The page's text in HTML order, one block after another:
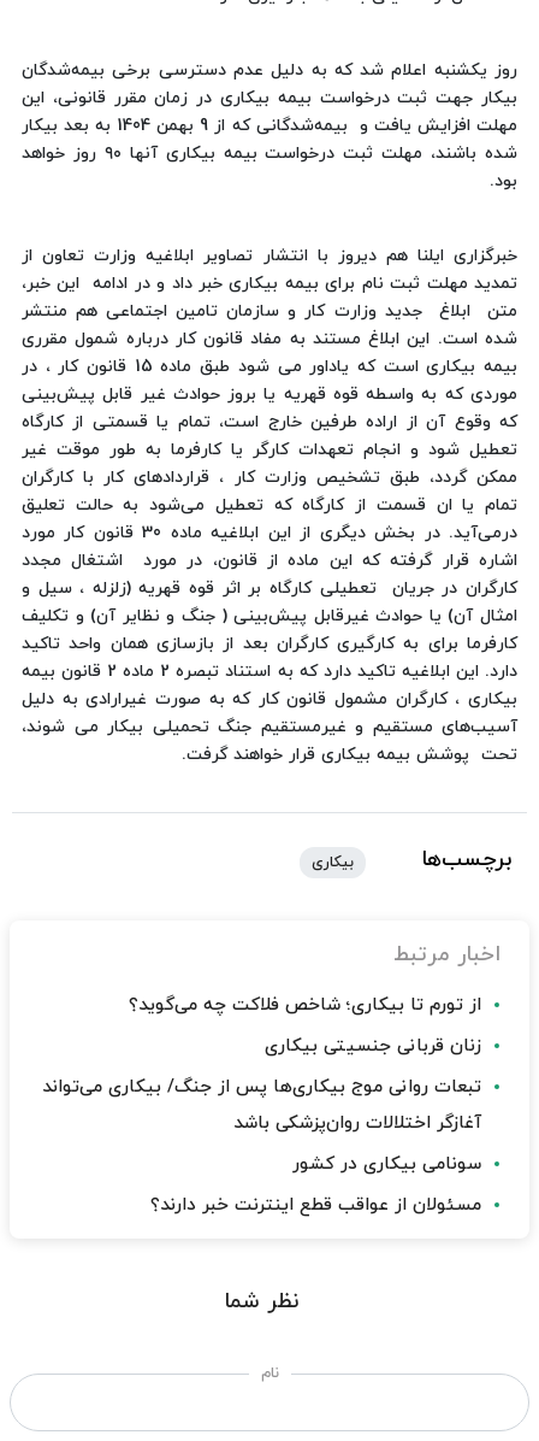
روز یکشنبه اعلام شد که به دلیل عدم دسترسی برخی بیمه‌شدگان
بیکار جهت ثبت درخواست بیمه بیکاری در زمان مقرر قانونی، این
مهلت افزایش یافت و بیمه‌شدگانی که از 9 بهمن 1404 به بعد بیکار
شده باشند، مهلت ثبت درخواست بیمه بیکاری آنها ۹۰ روز خواهد
بود.
خبرگزاری ایلنا هم دیروز با انتشار تصاویر ابلاغیه وزارت تعاون از
تمدید مهلت ثبت نام برای بیمه بیکاری خبر داد و در ادامه این خبر،
متن ابلاغ جدید وزارت کار و سازمان تامین اجتماعی هم منتشر
شده است. این ابلاغ مستند به مفاد قانون کار درباره شمول مقرری
بیمه بیکاری است که یاداور می شود طبق ماده 15 قانون کار ، در
موردی که به واسطه قوه قهریه یا بروز حوادث غیر قابل پیش‌بینی
که وقوع آن از اراده طرفین خارج است، تمام یا قسمتی از کارگاه
تعطیل شود و انجام تعهدات کارگر یا کارفرما به طور موقت غیر
ممکن گردد، طبق تشخیص وزارت کار ، قراردادهای کار با کارگران
تمام یا ان قسمت از کارگاه که تعطیل می‌شود به حالت تعلیق
درمی‌آید. در بخش دیگری از این ابلاغیه ماده 30 قانون کار مورد
اشاره قرار گرفته که این ماده از قانون، در مورد اشتغال مجدد
کارگران در جریان تعطیلی کارگاه بر اثر قوه قهریه (زلزله ، سیل و
امثال آن) یا حوادث غیرقابل پیش‌بینی ( جنگ و نظایر آن) و تکلیف
کارفرما برای به کارگیری کارگران بعد از بازسازی همان واحد تاکید
دارد. این ابلاغیه تاکید دارد که به استناد تبصره 2 ماده 2 قانون بیمه
بیکاری ، کارگران مشمول قانون کار که به صورت غیرارادی به دلیل
آسیب‌های مستقیم و غیرمستقیم جنگ تحمیلی بیکار می شوند،
تحت پوشش بیمه بیکاری قرار خواهند گرفت.
برچسب‌ها بیکاری
اخبار مرتبط
از تورم تا بیکاری؛ شاخص فلاکت چه می‌گوید؟
زنان قربانی جنسیتی بیکاری
تبعات روانی موج بیکاری‌ها پس از جنگ/ بیکاری می‌تواند
آغازگر اختلالات روان‌پزشکی باشد
سونامی بیکاری در کشور
مسئولان از عواقب قطع اینترنت خبر دارند؟
نظر شما
نام